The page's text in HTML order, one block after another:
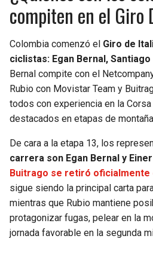
compiten en el
Colombia comenzó el Giro de
ciclistas: Egan Bernal,
Bernal compite con el
Rubio con Movistar Team y
todos con experiencia en la
destacados en etapas de
De cara a la etapa 13, los
carrera son Egan Bernal y
Buitrago se retiró oficialmente
sigue siendo la principal carta
mientras que Rubio mantiene
protagonizar fugas, pelear en la
jornada favorable en la segunda